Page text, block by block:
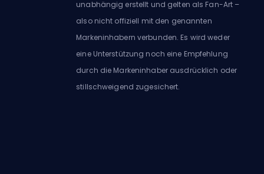
unabhängig erstellt und gelten als Fan-Art –
also nicht offiziell mit den genannten
Markeninhabern verbunden. Es wird weder
eine Unterstützung noch eine Empfehlung
durch die Markeninhaber ausdrücklich oder
stillschweigend zugesichert.